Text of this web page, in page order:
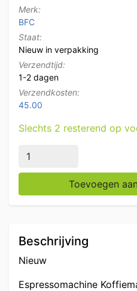
Merk:
BFC
Staat:
Nieuw in verpakking
Verzendtijd:
1-2 dagen
Verzendkosten:
45.00
Slechts 2 resterend op
BFC Classica GT 2-
Toevoegen
Beschrijving
Nieuw
Espressomachine